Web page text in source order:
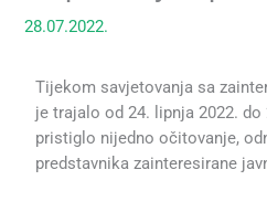
28.07.2022.
Tijekom savjetovanja sa
je trajalo od 24. lipnja 2022. do
pristiglo nijedno očitovanje,
predstavnika zainteresirane